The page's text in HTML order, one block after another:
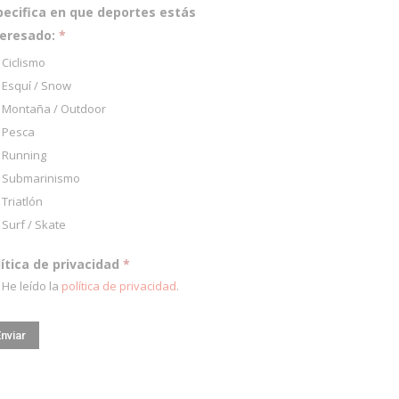
en que deportes estás
*
Ciclismo
Esquí / Snow
Montaña / Outdoor
Pesca
Running
Submarinismo
Triatlón
Surf / Skate
de privacidad *
He leído la política de privacidad.